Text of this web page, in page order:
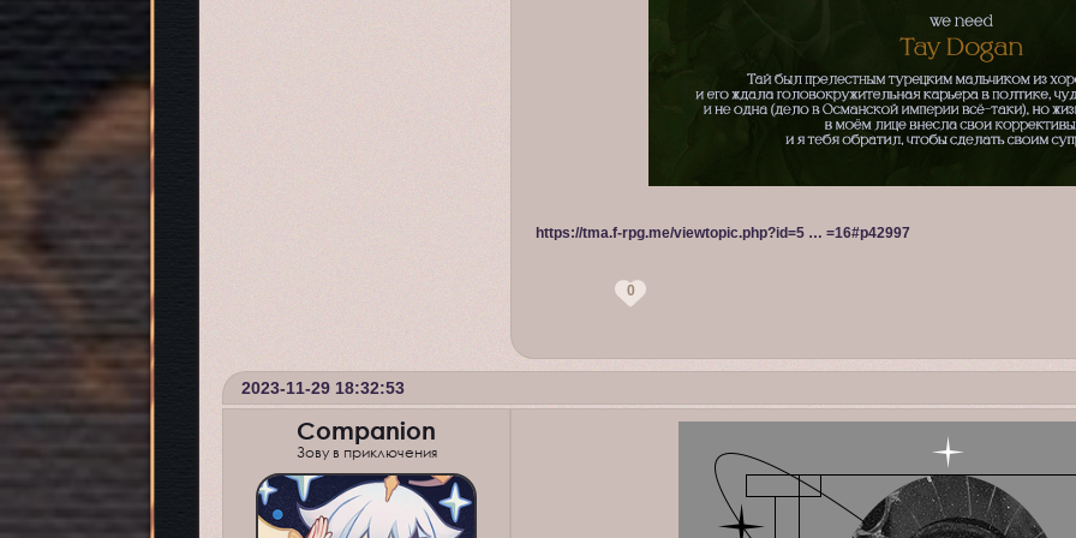
https://tma.f-rpg.me/viewtopic.php?id=5 … =16#p42997
0
2023-11-29 18:32:53
Companion
Зову в приключения